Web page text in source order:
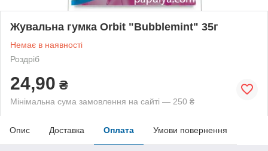
Жувальна гумка Orbit "Bubblemint" 35г
Немає в наявності
Роздріб
24,90 ₴
Мінімальна сума замовлення на сайті — 250 ₴
Опис Доставка Оплата Умови повернення